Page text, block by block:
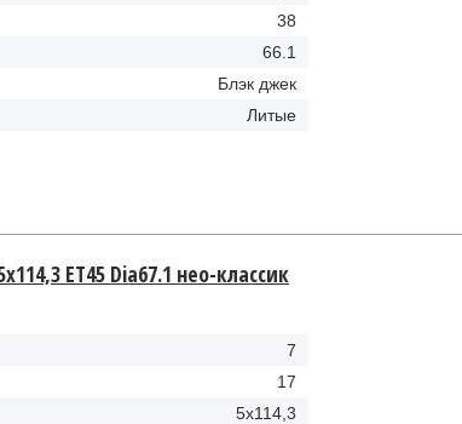
38
66.1
Блэк джек
Литые
ET45 Dia67.1 нео-классик
7
17
5x114,3